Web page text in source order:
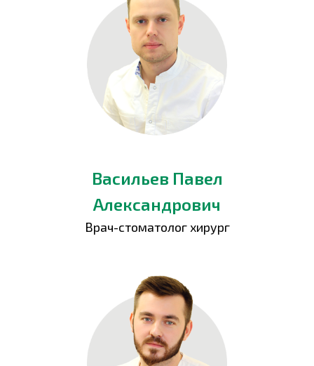
Васильев Павел
Александрович
Врач-стоматолог хирург